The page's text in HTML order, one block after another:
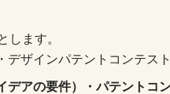
します。
デザインパテントコンテス
デアの要件）・パテントコン